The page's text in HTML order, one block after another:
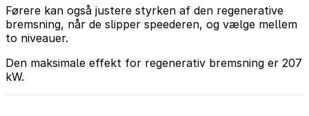
Førere kan også justere styrken af den regenerative
bremsning, når de slipper speederen, og vælge mellem
to niveauer.
Den maksimale effekt for regenerativ bremsning er 207
kW.